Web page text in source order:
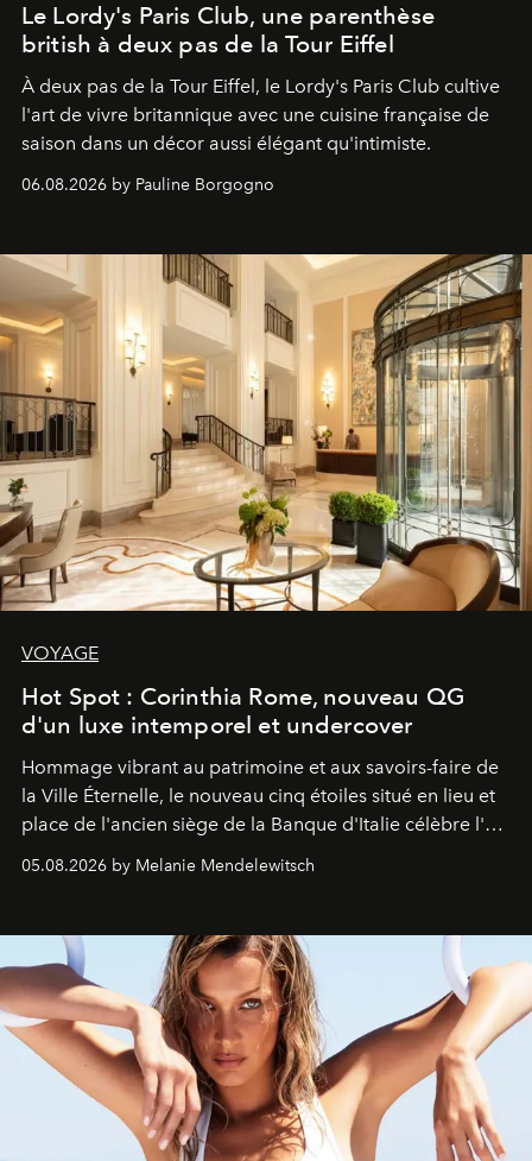
Le Lordy's Paris Club, une parenthèse
british à deux pas de la Tour Eiffel
À deux pas de la Tour Eiffel, le Lordy's Paris Club cultive
l'art de vivre britannique avec une cuisine française de
saison dans un décor aussi élégant qu'intimiste.
06.08.2026 by Pauline Borgogno
VOYAGE
Hot Spot : Corinthia Rome, nouveau QG
d'un luxe intemporel et undercover
Hommage vibrant au patrimoine et aux savoirs-faire de
la Ville Éternelle, le nouveau cinq étoiles situé en lieu et
place de l'ancien siège de la Banque d'Italie célèbre l'art
de vivre Romain dans toute son élégance intemporelle.
05.08.2026 by Melanie Mendelewitsch